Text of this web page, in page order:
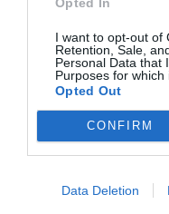
I want to opt-out of
Retention, Sale,
Personal Data that
Purposes for which
Opted Out
CONFIRM
Data Deletion
Guillermo Sanahuja-Peris y